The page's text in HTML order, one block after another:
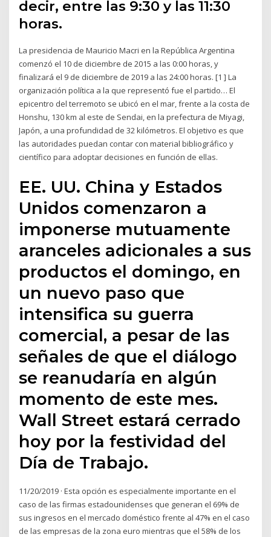
decir, entre las 9:30 y las 11:30
horas.
La presidencia de Mauricio Macri en la República Argentina
comenzó el 10 de diciembre de 2015 a las 0:00 horas, y
finalizará el 9 de diciembre de 2019 a las 24:00 horas. [1 ] La
organización política a la que representó fue el partido… El
epicentro del terremoto se ubicó en el mar, frente a la costa de
Honshu, 130 km al este de Sendai, en la prefectura de Miyagi,
Japón, a una profundidad de 32 kilómetros. El objetivo es que
las autoridades puedan contar con material bibliográfico y
científico para adoptar decisiones en función de ellas.
EE. UU. China y Estados
Unidos comenzaron a
imponerse mutuamente
aranceles adicionales a sus
productos el domingo, en
un nuevo paso que
intensifica su guerra
comercial, a pesar de las
señales de que el diálogo
se reanudaría en algún
momento de este mes.
Wall Street estará cerrado
hoy por la festividad del
Día de Trabajo.
11/20/2019 · Esta opción es especialmente importante en el
caso de las firmas estadounidenses que generan el 69% de
sus ingresos en el mercado doméstico frente al 47% en el caso
de las empresas de la zona euro mientras que el 58% de los